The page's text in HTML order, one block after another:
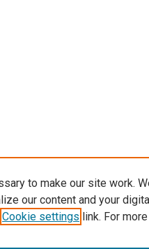
to make our site work.
our content and your
Cookie settings link. For